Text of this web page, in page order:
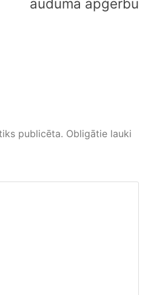
publicēta. Obligātie lauki